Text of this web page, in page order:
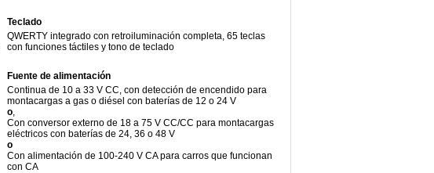
Teclado
QWERTY integrado con retroiluminación completa, 65 teclas
con funciones táctiles y tono de teclado
Fuente de alimentación
Continua de 10 a 33 V CC, con detección de encendido para
montacargas a gas o diésel con baterías de 12 o 24 V
o,
Con conversor externo de 18 a 75 V CC/CC para montacargas
eléctricos con baterías de 24, 36 o 48 V
o
Con alimentación de 100-240 V CA para carros que funcionan
con CA